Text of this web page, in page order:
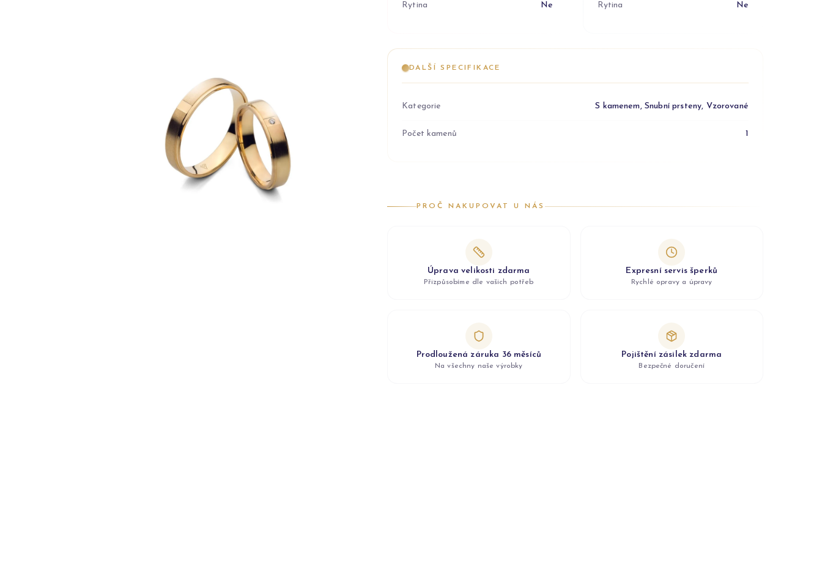
Rytina Ne Rytina Ne
DALŠÍ SPECIFIKACE
Kategorie S kamenem, Snubní prsteny, Vzorované
Počet kamenů 1
PROČ NAKUPOVAT U NÁS
Úprava velikosti zdarma
Přizpůsobíme dle vašich potřeb
Expresní servis šperků
Rychlé opravy a úpravy
Prodloužená záruka 36 měsíců
Na všechny naše výrobky
Pojištění zásilek zdarma
Bezpečné doručení